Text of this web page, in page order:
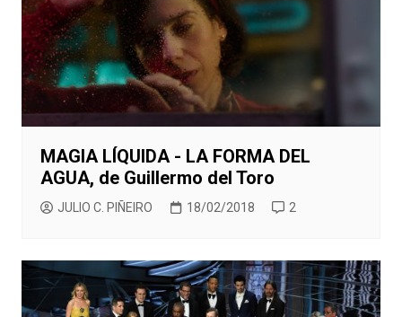
MAGIA LÍQUIDA - LA FORMA DEL
AGUA, de Guillermo del Toro
JULIO C. PIÑEIRO 18/02/2018 2